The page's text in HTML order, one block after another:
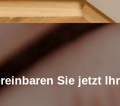
Sie jetzt